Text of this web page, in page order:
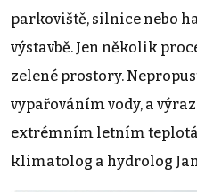
parkoviště, silnice nebo
výstavbě. Jen několik
zelené prostory.
vypařováním vody, a
extrémním letním
klimatolog a hydrolog